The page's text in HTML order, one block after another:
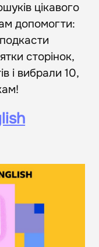
цікавого
допомогти:
сторінок,
і вибрали 10,